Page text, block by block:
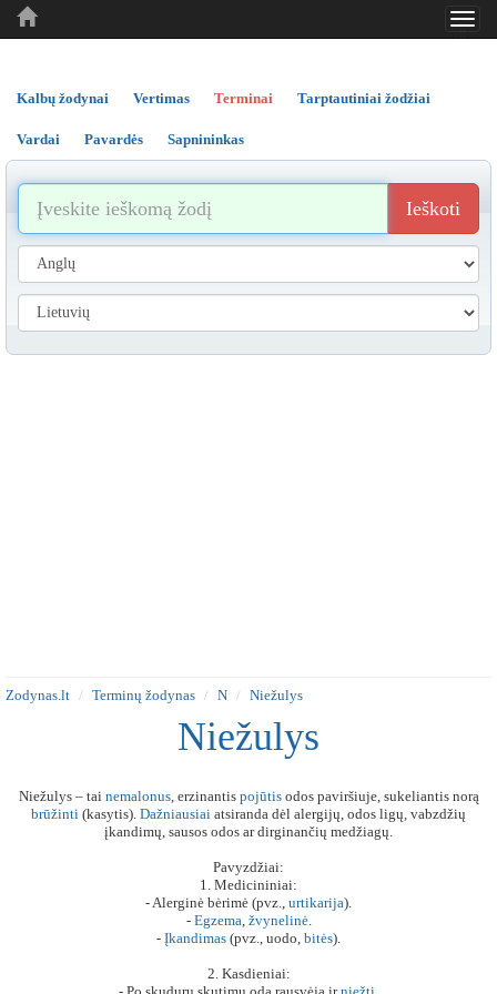
..
..
Kalbų žodynai Vertimas Terminai Tarptautiniai žodžiai
Vardai Pavardės Sapnininkas
Ieškoti
Zodynas.lt Terminų žodynas N Niežulys
Niežulys
Niežulys – tai nemalonus, erzinantis pojūtisodos paviršiuje, sukeliantis norą
brūžinti (kasytis). Dažniausiai atsiranda dėl alergijų, odos ligų, vabzdžių
įkandimų, sausos odos ar dirginančių medžiagų.
Pavyzdžiai:
1. Medicininiai:
- Alerginė bėrimė (pvz., urtikarija).
- Egzema, žvynelinė.
- Įkandimas (pvz., uodo, bitės).
2. Kasdieniai: